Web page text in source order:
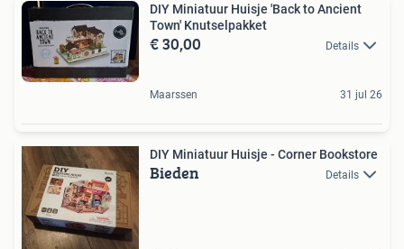
DIY Miniatuur Huisje 'Back to Ancient
Town' Knutselpakket
€ 30,00 Details
Maarssen 31 jul 26
DIY Miniatuur Huisje - Corner Bookstore
Bieden Details